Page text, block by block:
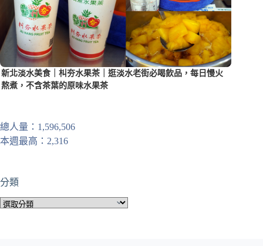
新北淡水美食｜朻夯水果茶｜逛淡水老街必喝飲品，每日慢火
熬煮，不含茶葉的原味水果茶
總人量：1,596,506
本週最高：2,316
分類
分